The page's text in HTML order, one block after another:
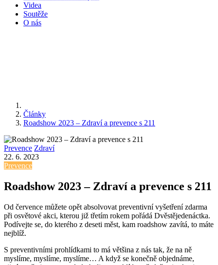
Videa
Soutěže
O nás
Články
Roadshow 2023 – Zdraví a prevence s 211
Prevence Zdraví
22. 6. 2023
Prevence
Roadshow 2023 – Zdraví a prevence s 211
Od července můžete opět absolvovat preventivní vyšetření zdarma
při osvětové akci, kterou již třetím rokem pořádá Dvěstějedenáctka.
Podívejte se, do kterého z deseti měst, kam roadshow zavítá, to máte
nejblíž.
S preventivními prohlídkami to má většina z nás tak, že na ně
myslíme, myslíme, myslíme… A když se konečně objednáme,